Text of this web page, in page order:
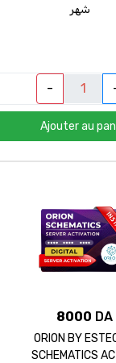
شهر
-
Ajouter au
8000 DA
ORION BY
SCHEMATICS